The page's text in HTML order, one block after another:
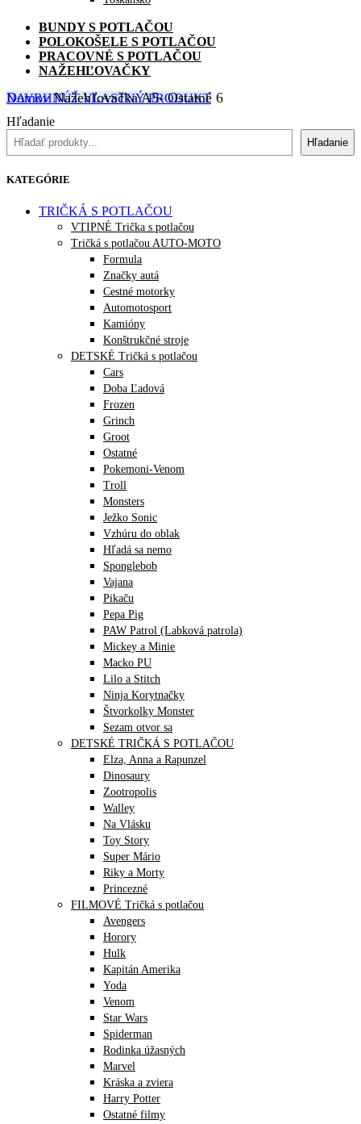
BUNDY S POTLAČOU
POLOKOŠELE S POTLAČOU
PRACOVNÉ S POTLAČOU
NAŽEHĽOVAČKY
NAVRHNÚŤ VLASTNÝ PRODUKT
DomovNažehľovačka A5- Ostatné 6
Hľadanie
Hľadanie
KATEGÓRIE
TRIČKÁ S POTLAČOU
VTIPNÉ Trička s potlačou
Tričká s potlačou AUTO-MOTO
Formula
Značky autá
Cestné motorky
Automotosport
Kamióny
Konštrukčné stroje
DETSKÉ Tričká s potlačou
Cars
Doba Ľadová
Frozen
Grinch
Groot
Ostatné
Pokemoni-Venom
Troll
Monsters
Ježko Sonic
Vzhúru do oblak
Hľadá sa nemo
Sponglebob
Vajana
Pikaču
Pepa Pig
PAW Patrol (Labková patrola)
Mickey a Minie
Macko PU
Lilo a Stitch
Ninja Korytnačky
Štvorkolky Monster
Sezam otvor sa
DETSKÉ TRIČKÁ S POTLAČOU
Elza, Anna a Rapunzel
Dinosaury
Zootropolis
Walley
Na Vlásku
Toy Story
Super Mário
Riky a Morty
Princezné
FILMOVÉ Tričká s potlačou
Avengers
Horory
Hulk
Kapitán Amerika
Yoda
Venom
Star Wars
Spiderman
Rodinka úžasných
Marvel
Kráska a zviera
Harry Potter
Ostatné filmy